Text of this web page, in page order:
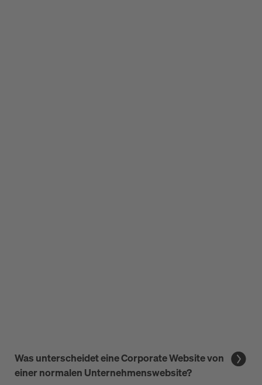
Was unterscheidet eine Corporate Website von
einer normalen Unternehmenswebsite?